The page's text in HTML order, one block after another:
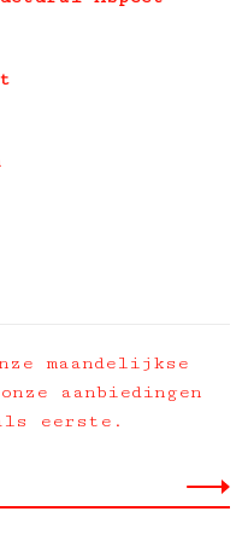
maandelijkse
aanbiedingen
eerste.